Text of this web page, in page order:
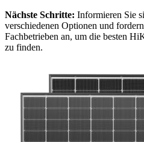
Nächste Schritte: Informieren Sie
verschiedenen Optionen und
Fachbetrieben an, um die besten
zu finden.